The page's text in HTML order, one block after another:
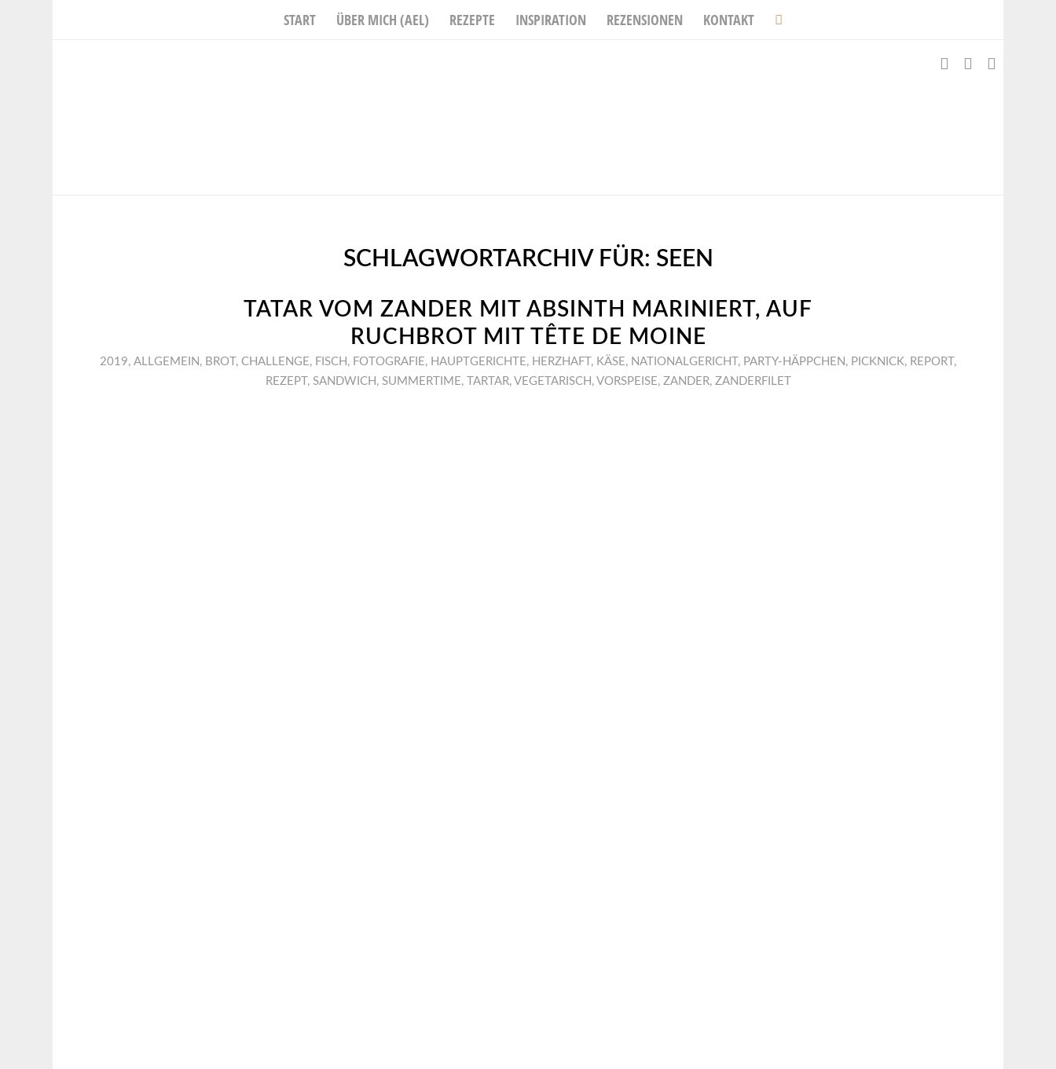
START ÜBER MICH (AEL) REZEPTE INSPIRATION REZENSIONEN KONTAKT
SCHLAGWORTARCHIV FÜR: SEEN
TATAR VOM ZANDER MIT ABSINTH MARINIERT, AUF
RUCHBROT MIT TÊTE DE MOINE
2019, ALLGEMEIN , BROT , CHALLENGE, FISCH , FOTOGRAFIE, HAUPTGERICHTE, HERZHAFT , KÄSE, NATIONALGERICHT , PARTY-HÄPPCHEN , PICKNICK, REPORT ,
REZEPT , SANDWICH , SUMMERTIME, TARTAR, VEGETARISCH , VORSPEISE, ZANDER, ZANDERFILET